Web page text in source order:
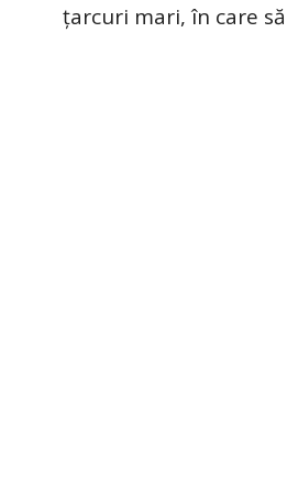
țarcuri mari, în care